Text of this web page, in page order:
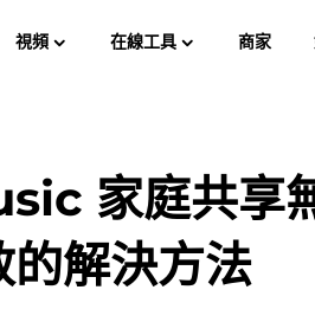
YouTube 音樂轉換器
Audible有聲音轉档器
視頻 在線工具 商家
家庭共享
解決方法